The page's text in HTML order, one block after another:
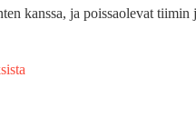
kanssa, ja poissaolevat tiimin